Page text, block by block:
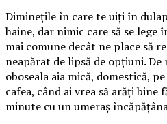
Diminețile în care te uiți în
haine, dar nimic care să se
mai comune decât ne place să
neapărat de lipsă de opțiuni.
oboseala aia mică, domestică,
cafea, când ai vrea să arăți bine
minute cu un umeraș